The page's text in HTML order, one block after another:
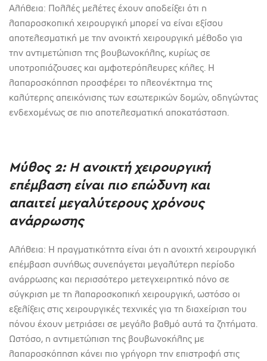
Αλήθεια: Πολλές μελέτες έχουν αποδείξει ότι η
λαπαροσκοπική χειρουργική μπορεί να είναι εξίσου
αποτελεσματική με την ανοικτή χειρουργική μέθοδο για
την αντιμετώπιση της βουβωνοκήλης, κυρίως σε
υποτροπιάζουσες και αμφοτερόπλευρες κήλες. Η
λαπαροσκόπηση προσφέρει το πλεονέκτημα της
καλύτερης απεικόνισης των εσωτερικών δομών, οδηγώντας
ενδεχομένως σε πιο αποτελεσματική αποκατάσταση.
Μύθος 2: Η ανοικτή χειρουργική
επέμβαση είναι πιο επώδυνη και
απαιτεί μεγαλύτερους χρόνους
ανάρρωσης
Αλήθεια: Η πραγματικότητα είναι ότι η ανοιχτή χειρουργική
επέμβαση συνήθως συνεπάγεται μεγαλύτερη περίοδο
ανάρρωσης και περισσότερο μετεγχειρητικό πόνο σε
σύγκριση με τη λαπαροσκοπική χειρουργική, ωστόσο οι
εξελίξεις στις χειρουργικές τεχνικές για τη διαχείριση του
πόνου έχουν μετριάσει σε μεγάλο βαθμό αυτά τα ζητήματα.
Ωστόσο, η αντιμετώπιση της βουβωνοκήλης με
λαπαροσκόπηση κάνει πιο γρήγορη την επιστροφή στις